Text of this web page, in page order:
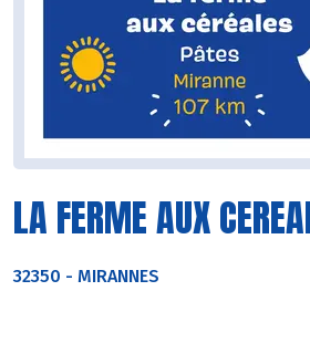
LA FERME AUX
32350 - MIRANNES